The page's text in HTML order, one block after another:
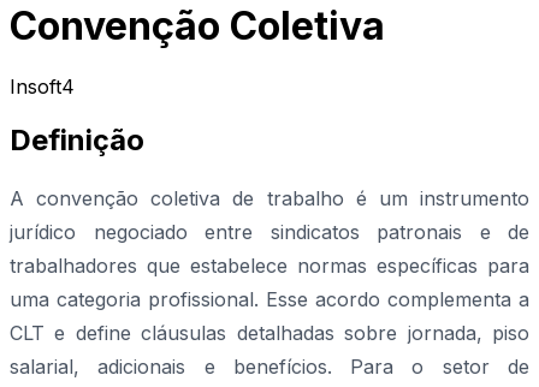
Convenção Coletiva
Insoft4
Definição
A convenção coletiva de trabalho é um instrumento
jurídico negociado entre sindicatos patronais e de
trabalhadores que estabelece normas específicas para
uma categoria profissional. Esse acordo complementa a
CLT e define cláusulas detalhadas sobre jornada, piso
salarial, adicionais e benefícios. Para o setor de